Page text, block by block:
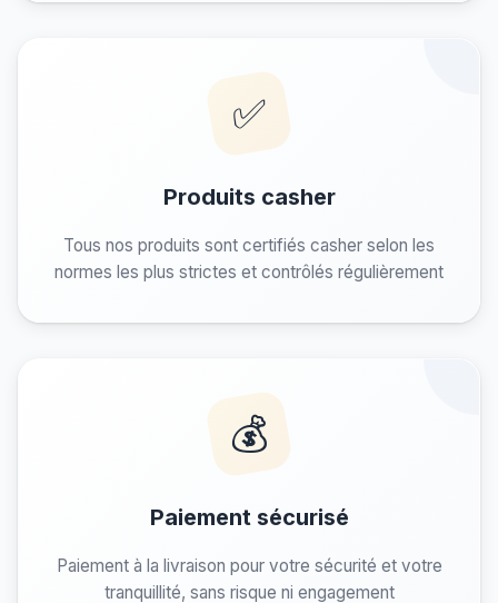
✅
Produits casher
Tous nos produits sont certifiés casher selon les
normes les plus strictes et contrôlés régulièrement
💰
Paiement sécurisé
Paiement à la livraison pour votre sécurité et votre
tranquillité, sans risque ni engagement